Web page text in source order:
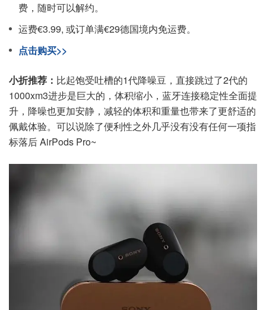
费，随时可以解约。
运费€3.99, 或订单满€29德国境内免运费。
点击购买>>
小折推荐： 比起饱受吐槽的1代降噪豆，直接跳过了2代的
1000xm3进步是巨大的，体积缩小，蓝牙连接稳定性全面提
升，降噪也更加安静，减轻的体积和重量也带来了更舒适的
佩戴体验。可以说除了便利性之外几乎没有没有任何一项指
标落后 AirPods Pro~